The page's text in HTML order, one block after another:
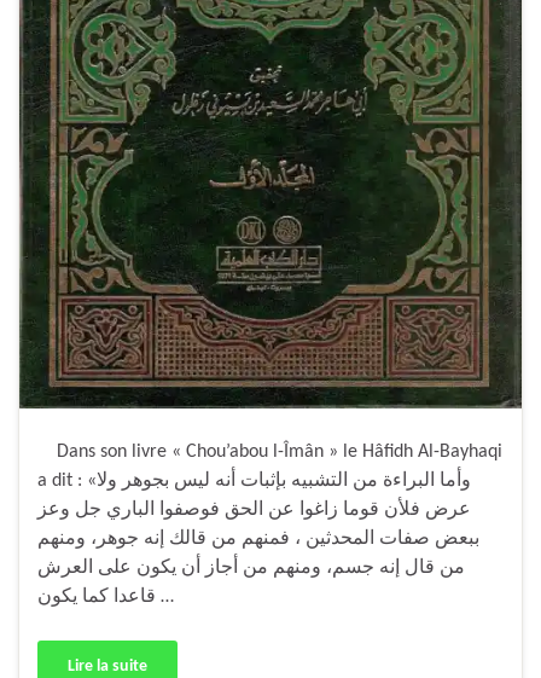
Dans son livre « Chou’abou l-Îmân » le Hâfidh Al-Bayhaqi
a dit : «وأما البراءة من التشبيه بإثبات أنه ليس بجوهر ولا
عرض فلأن قوما زاغوا عن الحق فوصفوا الباري جل وعز
ببعض صفات المحدثين ، فمنهم من قالك إنه جوهر، ومنهم
من قال إنه جسم، ومنهم من أجاز أن يكون على العرش
قاعدا كما يكون …
Lire la suite